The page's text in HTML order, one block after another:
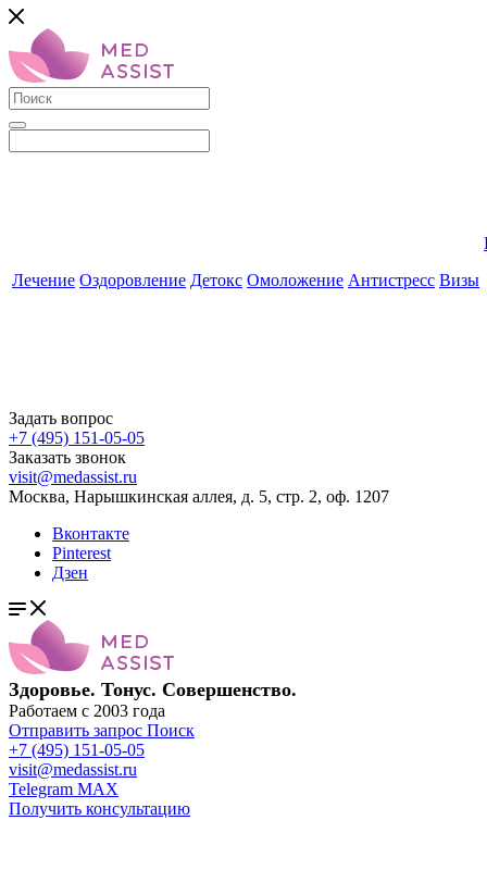
Лечение Оздоровление Детокс Омоложение Антистресс Визы
Задать вопрос
+7 (495) 151-05-05
Заказать звонок
visit@medassist.ru
Москва, Нарышкинская аллея, д. 5, стр. 2, оф. 1207
Вконтакте
Pinterest
Дзен
Здоровье. Тонус. Совершенство.
Работаем с 2003 года
Отправить запрос Поиск
+7 (495) 151-05-05
visit@medassist.ru
Telegram MAX
Получить консультацию